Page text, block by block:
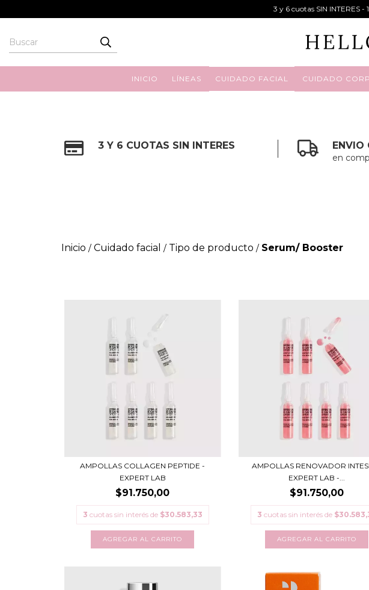
3 y 6 cuotas SIN INTERES -
INICIO LÍNEAS CUIDADO FACIAL CUIDADO
3 Y 6 CUOTAS SIN INTERES ENVIO
en
Inicio / Cuidado facial / Tipo de producto / Serum/ Booster
AMPOLLAS COLLAGEN PEPTIDE -
EXPERT LAB
$91.750,00
3 cuotas sin interés de $30.583,33
AMPOLLAS RENOVADOR
EXPERT LAB -...
$91.750,00
3 cuotas sin interés de